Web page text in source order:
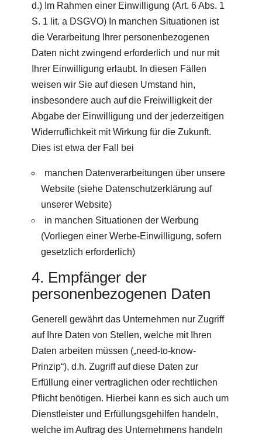
d.) Im Rahmen einer Einwilligung (Art. 6 Abs. 1
S. 1 lit. a DSGVO) In manchen Situationen ist
die Verarbeitung Ihrer personenbezogenen
Daten nicht zwingend erforderlich und nur mit
Ihrer Einwilligung erlaubt. In diesen Fällen
weisen wir Sie auf diesen Umstand hin,
insbesondere auch auf die Freiwilligkeit der
Abgabe der Einwilligung und der jederzeitigen
Widerruflichkeit mit Wirkung für die Zukunft.
Dies ist etwa der Fall bei
manchen Datenverarbeitungen über unsere
Website (siehe Datenschutzerklärung auf
unserer Website)
in manchen Situationen der Werbung
(Vorliegen einer Werbe-Einwilligung, sofern
gesetzlich erforderlich)
4. Empfänger der
personenbezogenen Daten
Generell gewährt das Unternehmen nur Zugriff
auf Ihre Daten von Stellen, welche mit Ihren
Daten arbeiten müssen („need-to-know-
Prinzip“), d.h. Zugriff auf diese Daten zur
Erfüllung einer vertraglichen oder rechtlichen
Pflicht benötigen. Hierbei kann es sich auch um
Dienstleister und Erfüllungsgehilfen handeln,
welche im Auftrag des Unternehmens handeln